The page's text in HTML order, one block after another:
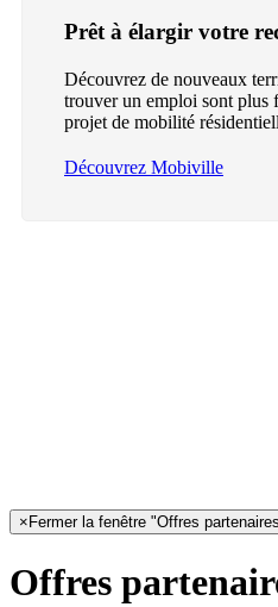
Prêt à élargir votre
Découvrez de nouveaux
trouver un emploi sont plus
projet de mobilité
Découvrez Mobiville
× Fermer la fenêtre "Offres
Offres